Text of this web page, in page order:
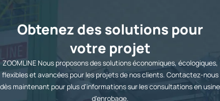
Obtenez des solutions pour
votre projet
ZOOMLINE Nous proposons des solutions économiques, écologiques,
flexibles et avancées pour les projets de nos clients. Contactez-nous
dès maintenant pour plus d'informations sur les consultations en usine
d'enrobage.